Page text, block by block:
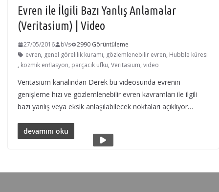
Evren ile İlgili Bazı Yanlış Anlamalar
(Veritasium) | Video
27/05/2016 bVs
2990 Görüntüleme
evren, genel görelilik kuramı, gözlemlenebilir evren, Hubble küresi
, kozmik enflasyon, parçacık ufku, Veritasium, video
Veritasium kanalından Derek bu videosunda evrenin
genişleme hızı ve gözlemlenebilir evren kavramları ile ilgili
bazı yanlış veya eksik anlaşılabilecek noktaları açıklıyor…
devamını oku